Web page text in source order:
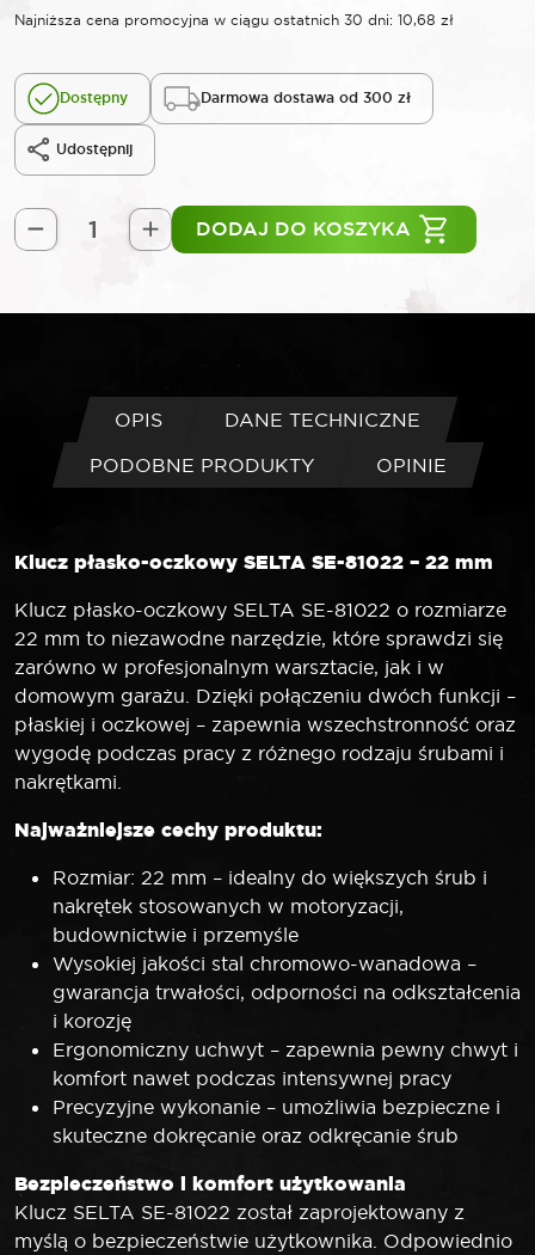
Najniższa cena promocyjna w ciągu ostatnich 30 dni: 10,68 zł
Dostępny Darmowa dostawa od 300 zł
Udostępnij
ilość
mm
DODAJ DO KOSZYKA
OPIS
DANE TECHNICZNE
PODOBNE PRODUKTY
OPINIE
Klucz płasko-oczkowy SELTA SE-81022 – 22 mm
Klucz płasko-oczkowy SELTA SE-81022 o rozmiarze
22 mm to niezawodne narzędzie, które sprawdzi się
zarówno w profesjonalnym warsztacie, jak i w
domowym garażu. Dzięki połączeniu dwóch funkcji –
płaskiej i oczkowej – zapewnia wszechstronność oraz
wygodę podczas pracy z różnego rodzaju śrubami i
nakrętkami.
Najważniejsze cechy produktu:
Rozmiar: 22 mm – idealny do większych śrub i
nakrętek stosowanych w motoryzacji,
budownictwie i przemyśle
Wysokiej jakości stal chromowo-wanadowa –
gwarancja trwałości, odporności na odkształcenia
i korozję
Ergonomiczny uchwyt – zapewnia pewny chwyt i
komfort nawet podczas intensywnej pracy
Precyzyjne wykonanie – umożliwia bezpieczne i
skuteczne dokręcanie oraz odkręcanie śrub
Bezpieczeństwo i komfort użytkowania
Klucz SELTA SE-81022 został zaprojektowany z
myślą o bezpieczeństwie użytkownika. Odpowiednio